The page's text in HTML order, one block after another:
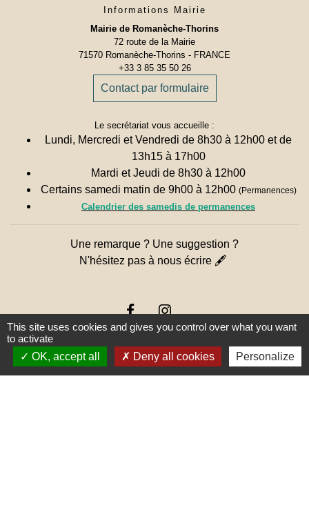
Informations Mairie
Mairie de Romanèche-Thorins
72 route de la Mairie
71570 Romanèche-Thorins - FRANCE
+33 3 85 35 50 26
Contact par formulaire
Le secrétariat vous accueille :
Lundi, Mercredi et Vendredi de 8h30 à 12h00 et de
13h15 à 17h00
Mardi et Jeudi de 8h30 à 12h00
Certains samedi matin de 9h00 à 12h00 (Permanences)
Calendrier des samedis de permanences
Une remarque ? Une suggestion ?
N'hésitez pas à nous écrire 🖋
This site uses cookies and gives you control over what you want
to activate
OK, accept all
Deny all cookies Personalize